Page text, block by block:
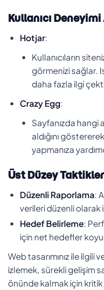
Kullanıcı
Hotjar:
Kullanıcıların
görmenizi sağlar.
daha fazla ilgi
Crazy Egg:
Sayfanızda hangi
aldığını
yapmanıza
Üst Düzey
Düzenli Raporlama:
verileri düzenli olarak
Hedef Belirleme:
için net hedefler
Web tasarımınız ile ilgili
izlemek, sürekli gelişim
önünde kalmak için kritik